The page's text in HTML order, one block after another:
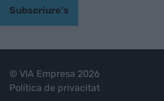
Subscriure's
© VIA Empresa 2026
Política de privacitat